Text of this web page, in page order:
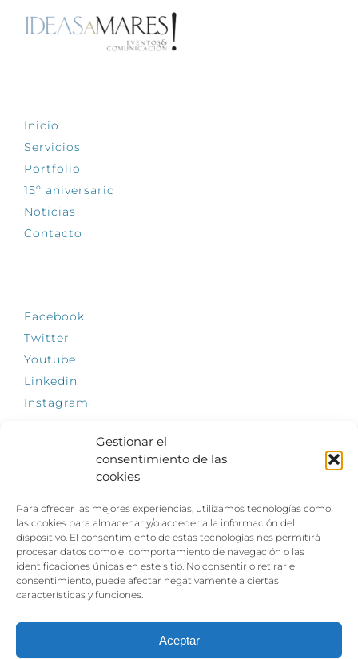
Gestionar el
consentimiento de las
cookies
Para ofrecer las mejores experiencias, utilizamos tecnologías como
las cookies para almacenar y/o acceder a la información del
dispositivo. El consentimiento de estas tecnologías nos permitirá
procesar datos como el comportamiento de navegación o las
identificaciones únicas en este sitio. No consentir o retirar el
consentimiento, puede afectar negativamente a ciertas
características y funciones.
Aceptar
Inicio
Servicios
Portfolio
15º aniversario
Noticias
Contacto
Facebook
Twitter
Youtube
Linkedin
Instagram
El empleo, la gran llave para una vida
independiente: Fundación Dfa reclama un
impulso decidido a la inclusión laboral de las
personas con discapacidad
Clown, circo y magia: el Jardín de las Artes
de julio con su segundo “Festival